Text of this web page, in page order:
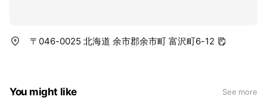
〒046-0025 北海道 余市郡余市町 富沢町6-12
You might like See more